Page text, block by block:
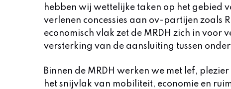
hebben wij wettelijke taken op het gebied
verlenen concessies aan ov-partijen zoals
economisch vlak zet de MRDH zich in
versterking van de aansluiting tussen
Binnen de MRDH werken we met lef,
het snijvlak van mobiliteit, economie en